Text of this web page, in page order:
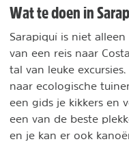
Wat te doen in
Sarapiquí is niet
van een reis naar
tal van leuke
naar ecologische
een gids je kikkers en
een van de beste
en je kan er ook